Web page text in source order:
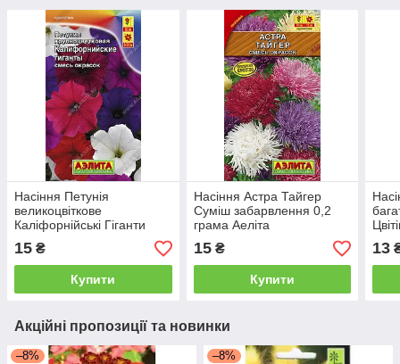
Насіння Петунія
великоцвіткове
Каліфорнійські Гіганти
Суміш забарвлень 0,03
грама Аеліта
15 ₴
Купити
Насіння Астра Тайгер
Суміш забарвлення 0,2
грама Аеліта
15₴
Купити
13
Акційні пропозиції та новинки
–8% –8%